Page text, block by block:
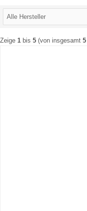
Zeige 1 bis 5 (von insgesamt 5